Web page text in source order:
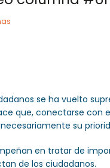
se ha vuelto
que, conectarse
su
en tratar de
de los ciudadanos.